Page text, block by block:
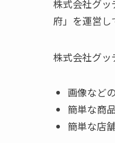
株式会社グ
府」を運営し
株式会社グッ
画像など
簡単な商
簡単な店